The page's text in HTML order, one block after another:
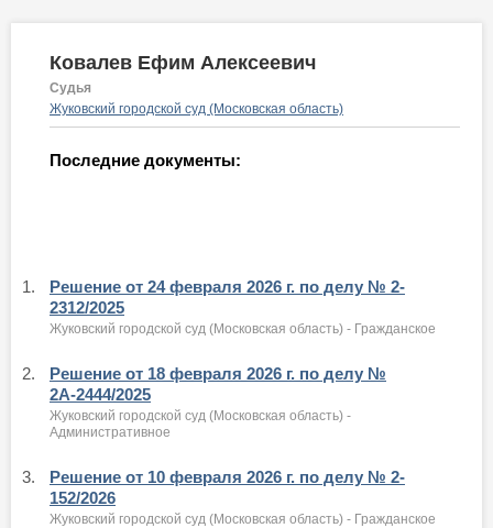
Ковалев Ефим Алексеевич
Судья
Жуковский городской суд (Московская область)
Последние документы:
1.
Решение от 24 февраля 2026 г. по делу № 2-
2312/2025
Жуковский городской суд (Московская область) - Гражданское
2.
Решение от 18 февраля 2026 г. по делу №
2А-2444/2025
Жуковский городской суд (Московская область) -
Административное
3.
Решение от 10 февраля 2026 г. по делу № 2-
152/2026
Жуковский городской суд (Московская область) - Гражданское